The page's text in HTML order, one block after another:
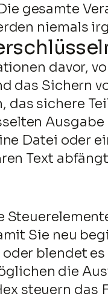
gesamte
niemals
davor,
das Sichern
sichere
Ausgabe
Datei oder
Text
Sie neu
blendet
die
steuern